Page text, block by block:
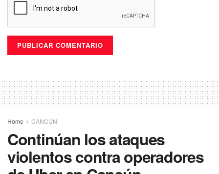
Home CANCÚN
Continúan los ataques
violentos contra operadores